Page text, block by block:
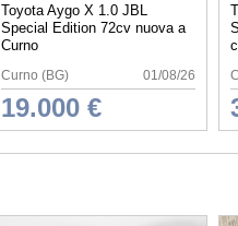
Toyota Aygo X 1.0 JBL
Special Edition 72cv nuova a
Curno
Curno (BG) 01/08/26
19.000 €